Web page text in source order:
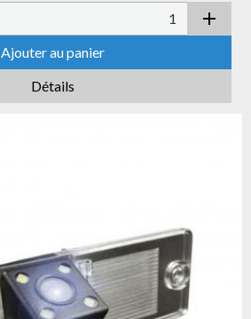
Ajouter au panier
Détails